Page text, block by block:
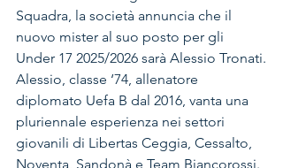
Squadra, la società annuncia che il
nuovo mister al suo posto per gli
Under 17 2025/2026 sarà Alessio Tronati.
Alessio, classe ‘74, allenatore
diplomato Uefa B dal 2016, vanta una
pluriennale esperienza nei settori
giovanili di Libertas Ceggia, Cessalto,
Noventa, Sandonà e Team Biancorossi.